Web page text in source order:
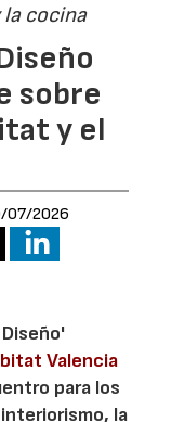
cocina
sobre
y el
07/2026
Valencia
para los
la